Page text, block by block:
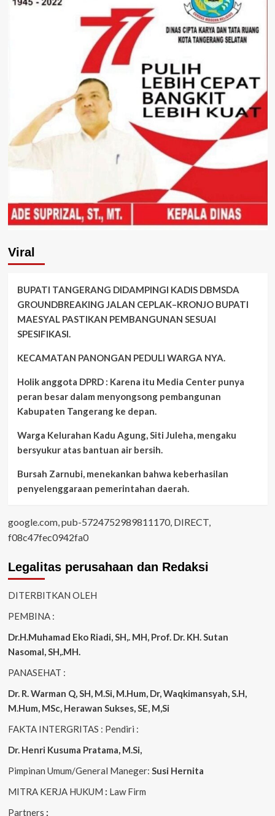
Viral
BUPATI TANGERANG DIDAMPINGI KADIS DBMSDA
GROUNDBREAKING JALAN CEPLAK–KRONJO BUPATI
MAESYAL PASTIKAN PEMBANGUNAN SESUAI
SPESIFIKASI.
KECAMATAN PANONGAN PEDULI WARGA NYA.
Holik anggota DPRD : Karena itu Media Center punya
peran besar dalam menyongsong pembangunan
Kabupaten Tangerang ke depan.
Warga Kelurahan Kadu Agung, Siti Juleha, mengaku
bersyukur atas bantuan air bersih.
Bursah Zarnubi, menekankan bahwa keberhasilan
penyelenggaraan pemerintahan daerah.
google.com, pub-5724752989811170, DIRECT,
f08c47fec0942fa0
Legalitas perusahaan dan Redaksi
DITERBITKAN OLEH
PEMBINA :
Dr.H.Muhamad Eko Riadi , SH,. MH , Prof. Dr. KH. Sutan
Nasomal, SH,.MH.
PANASEHAT :
Dr. R. Warman Q, SH, M.Si, M.Hum Dr, Waqkimansyah, S.H,
M.Hum, MSc, Herawan Sukses, SE, M,Si
FAKTA INTERGRITAS : Pendiri :
Dr. Henri Kusuma Pratama, M.Si
Pimpinan Umum/General Maneger: Susi Hernita
MITRA KERJA HUKUM : Law Firm
Partners :